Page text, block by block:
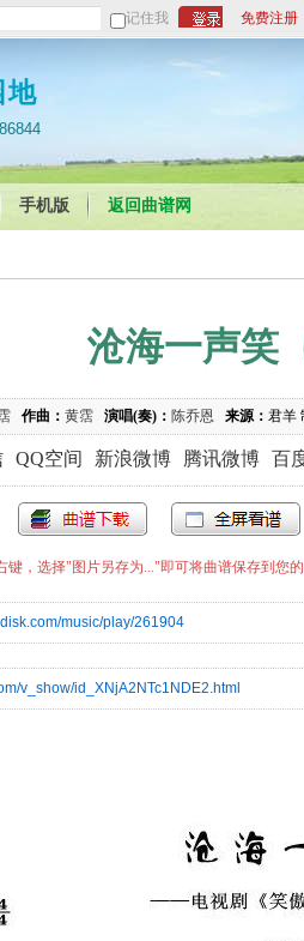
记住我 免费注册
地
手机版 返回曲谱网
沧海一声笑
作曲： 黄霑 演唱(奏)： 陈乔恩 来源： 君羊
QQ空间 新浪微博 腾讯微博 百
键，选择"图片另存为..."即可将曲谱保存到您
music/play/261904
v_show/id_XNjA2NTc1NDE2.html